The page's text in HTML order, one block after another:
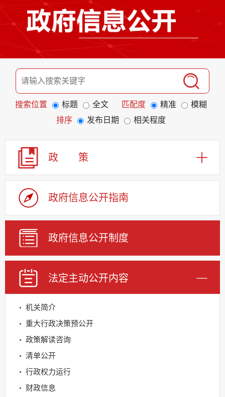
搜索位置 标题 全文 匹配度 精准
模糊
排序
发布日期 相关程度
政 策
政府信息公开指南
政府信息公开制度
法定主动公开内容
机关简介
重大行政决策预公开
政策解读咨询
清单公开
行政权力运行
财政信息